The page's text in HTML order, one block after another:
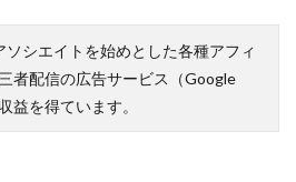
シエイトを始めとした各種アフィ
者配信の広告サービス（Google
益を得ています。